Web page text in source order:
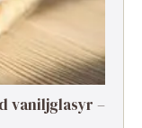
vaniljglasyr –